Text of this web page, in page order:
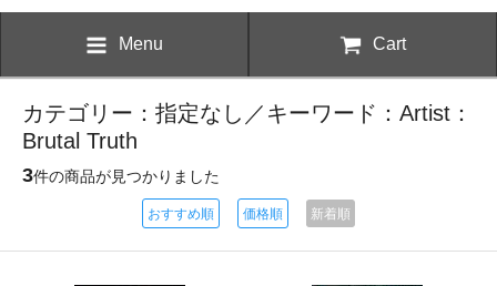
Menu Cart
カテゴリー：指定なし／キーワード：Artist：
Brutal Truth
3件の商品が見つかりました
おすすめ順 価格順 新着順